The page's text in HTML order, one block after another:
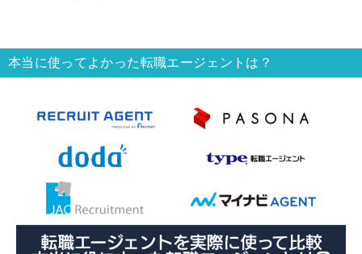
本当に使ってよかった転職エージェントは？